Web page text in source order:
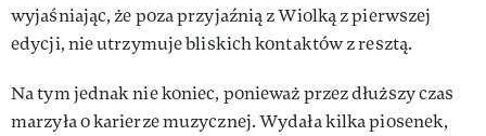
wyjaśniając, że poza przyjaźnią z Wiolką z pierwszej
edycji, nie utrzymuje bliskich kontaktów z resztą.
Na tym jednak nie koniec, ponieważ przez dłuższy czas
marzyła o karierze muzycznej. Wydała kilka piosenek,